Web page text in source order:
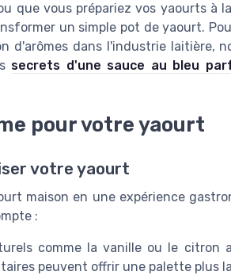
que vous prépariez vos yaourts à
un simple pot de yaourt.
d'arômes dans l'industrie laitière,
secrets d'une sauce au bleu
pour votre yaourt
votre yaourt
maison en une expérience
:
comme la vanille ou le citron
peuvent offrir une palette plus